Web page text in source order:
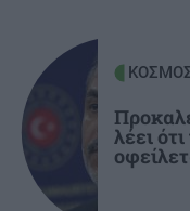
λέει